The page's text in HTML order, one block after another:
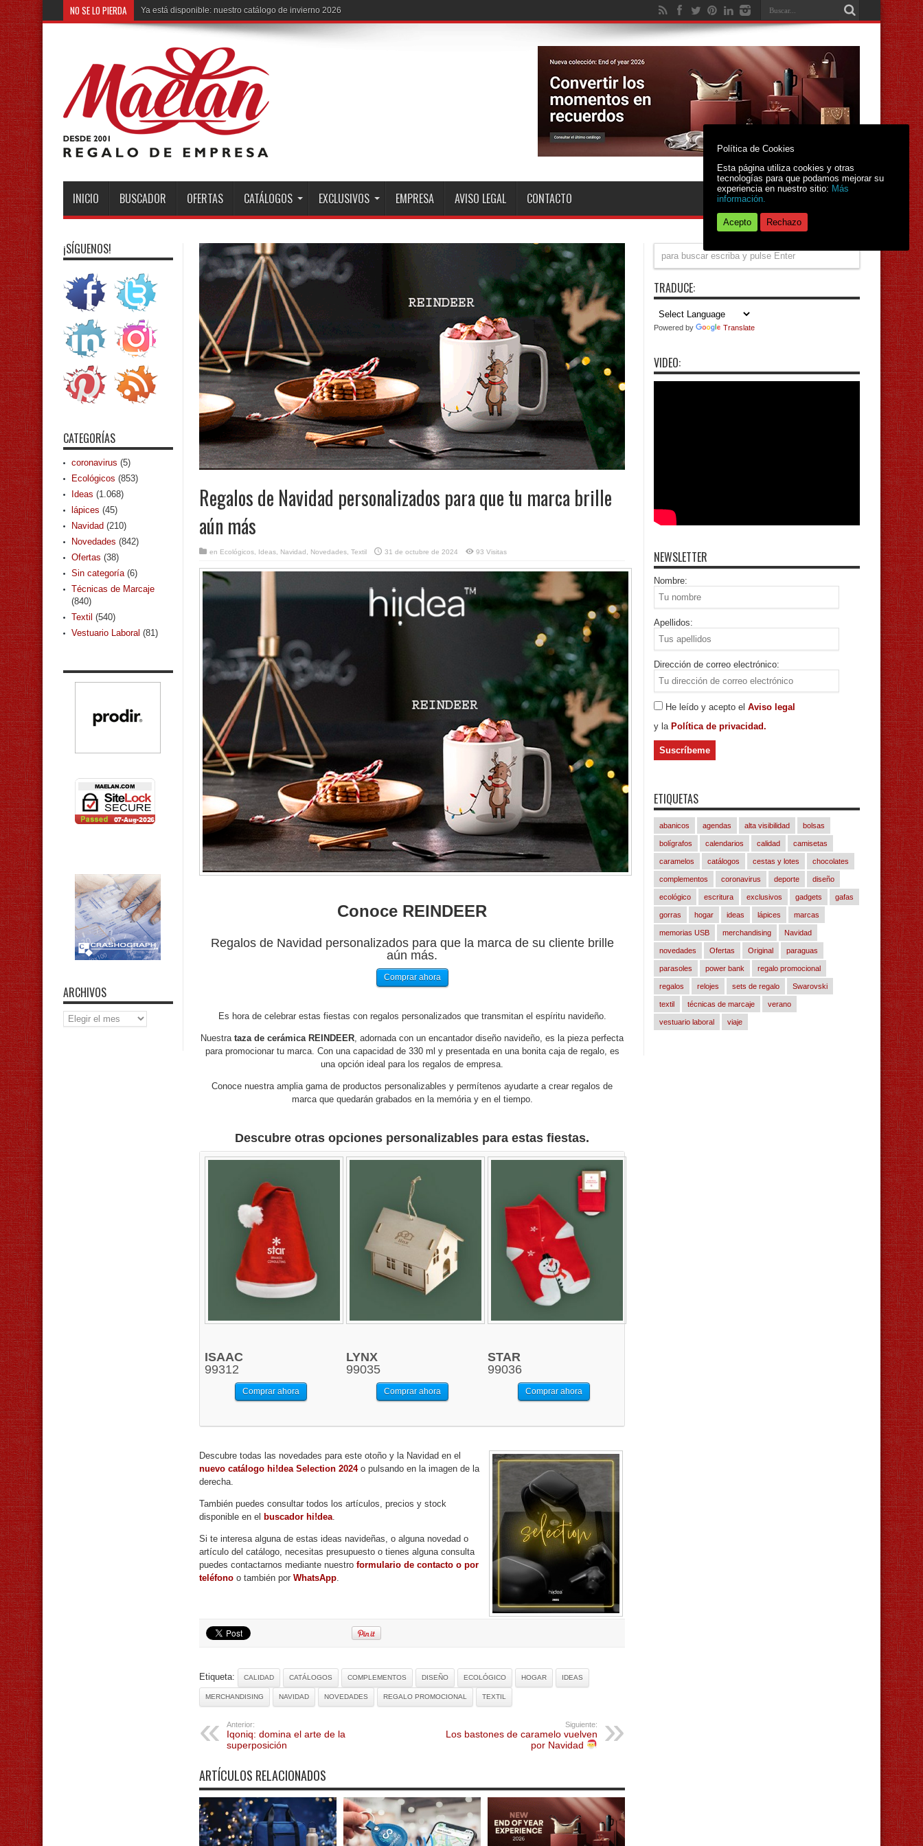
NO SE LO PIERDA PRODUCTO DEL MES: ¡L
INICIO BUSCADOR OFERTAS CATÁLOGOS EXCLUSIVOS EMPRESA AVISO LEGAL CONTACTO
Regalos de Navidad personalizados para que tu marca brille
aún más
en Ecológicos Ideas Navidad Novedades Textil 31 de octubre de 2024 93 Visitas
Conoce REINDEER
Regalos de Navidad personalizados para que la marca de su cliente brille
aún más.
Comprar ahora
Es hora de celebrar estas fiestas con regalos personalizados que transmitan el espíritu navideño.
Nuestra taza de cerámica REINDEER, adornada con un encantador diseño navideño, es la pieza perfecta
para promocionar tu marca. Con una capacidad de 330 ml y presentada en una bonita caja de regalo, es
una opción ideal para los regalos de empresa.
Conoce nuestra amplia gama de productos personalizables y permítenos ayudarte a crear regalos de
marca que quedarán grabados en la memória y en el tiempo.
Descubre otras opciones personalizables para estas fiestas.
ISAAC
99312
Comprar ahora
LYNX
99035
Comprar ahora
STAR
99036
Comprar ahora
Descubre todas las novedades para este otoño y la Navidad en el
nuevo catálogo hi!dea Selection 2024o pulsando en la imagen de la
derecha.
También puedes consultar todos los artículos, precios y stock
disponible en el buscador hi!dea.
Si te interesa alguna de estas ideas navideñas, o alguna novedad o
artículo del catálogo, necesitas presupuesto o tienes alguna consulta
puedes contactarnos mediante nuestro formulario de contacto o por
teléfono o también por WhatsApp.
Etiqueta: CALIDAD CATÁLOGOS COMPLEMENTOS DISEÑO ECOLÓGICO HOGAR IDEAS
MERCHANDISING NAVIDAD NOVEDADES REGALO PROMOCIONAL TEXTIL
Anterior:
Iqoniq: domina el arte de la
superposición
Siguiente:
Los bastones de caramelo vuelven
por Navidad
ARTÍCULOS RELACIONADOS
¡SÍGUENOS!
CATEGORÍAS
coronavirus (5)
Ecológicos (853)
Ideas (1.068)
lápices (45)
Navidad (210)
Novedades (842)
Ofertas (38)
Sin categoría(6)
Técnicas de Marcaje
(840)
Textil (540)
Vestuario Laboral (81)
ARCHIVOS
Archivos
TRADUCE:
Powered by Translate
VIDEO:
NEWSLETTER
Nombre:
Apellidos:
Dirección de correo electrónico:
He leído y acepto el Aviso legal
y la Política de privacidad.
ETIQUETAS
abanicos agendas alta visibilidad bolsas
bolígrafos calendarios calidad camisetas
caramelos catálogos cestas y lotes chocolates
complementos coronavirus deporte diseño
ecológico escritura exclusivos gadgets gafas
gorras hogar ideas lápices marcas
memorias USB merchandising Navidad
novedades Ofertas Original paraguas
parasoles power bank regalo promocional
regalos relojes sets de regalo Swarovski
textil técnicas de marcaje verano
vestuario laboral viaje
Política de Cookies
Esta página utiliza cookies y otras
tecnologías para que podamos mejorar su
experiencia en nuestro sitio: Más
información.
Acepto Rechazo